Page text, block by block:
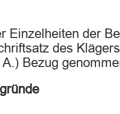
Einzelheiten der
des
Bezug